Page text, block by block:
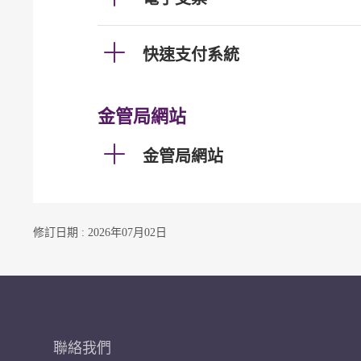
快速支付系統
金管局網站
金管局網站
修訂日期 : 2026年07月02日
聯絡我們